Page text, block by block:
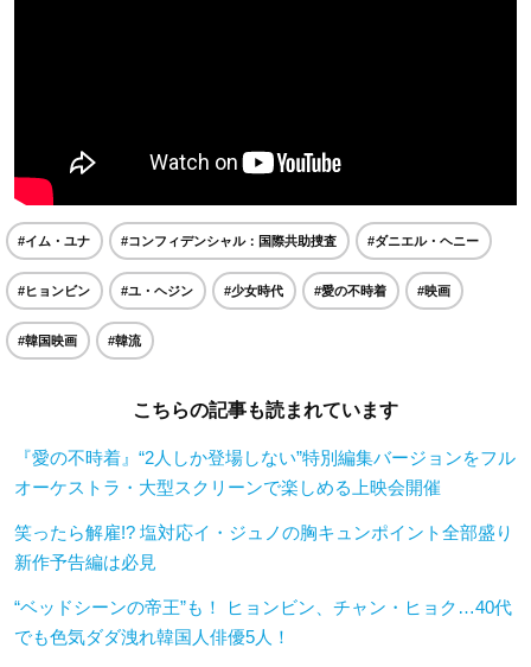
#イム・ユナ #コンフィデンシャル：国際共助捜査 #ダニエル・ヘニー
#ヒョンビン #ユ・ヘジン #少女時代 #愛の不時着 #映画
#韓国映画 #韓流
こちらの記事も読まれています
『愛の不時着』“2人しか登場しない”特別編集バージョンをフル
オーケストラ・大型スクリーンで楽しめる上映会開催
笑ったら解雇!? 塩対応イ・ジュノの胸キュンポイント全部盛り
新作予告編は必見
“ベッドシーンの帝王”も！ ヒョンビン、チャン・ヒョク…40代
でも色気ダダ洩れ韓国人俳優5人！